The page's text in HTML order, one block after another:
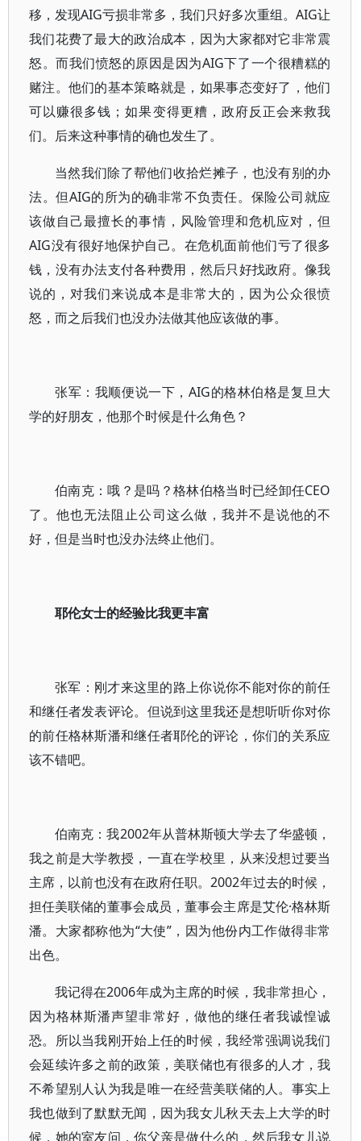
移，发现AIG亏损非常多，我们只好多次重组。AIG让
我们花费了最大的政治成本，因为大家都对它非常震
怒。而我们愤怒的原因是因为AIG下了一个很糟糕的
赌注。他们的基本策略就是，如果事态变好了，他们
可以赚很多钱；如果变得更糟，政府反正会来救我
们。后来这种事情的确也发生了。
当然我们除了帮他们收拾烂摊子，也没有别的办
法。但AIG的所为的确非常不负责任。保险公司就应
该做自己最擅长的事情，风险管理和危机应对，但
AIG没有很好地保护自己。在危机面前他们亏了很多
钱，没有办法支付各种费用，然后只好找政府。像我
说的，对我们来说成本是非常大的，因为公众很愤
怒，而之后我们也没办法做其他应该做的事。
张军：我顺便说一下，AIG的格林伯格是复旦大
学的好朋友，他那个时候是什么角色？
伯南克：哦？是吗？格林伯格当时已经卸任CEO
了。他也无法阻止公司这么做，我并不是说他的不
好，但是当时也没办法终止他们。
耶伦女士的经验比我更丰富
张军：刚才来这里的路上你说你不能对你的前任
和继任者发表评论。但说到这里我还是想听听你对你
的前任格林斯潘和继任者耶伦的评论，你们的关系应
该不错吧。
伯南克：我2002年从普林斯顿大学去了华盛顿，
我之前是大学教授，一直在学校里，从来没想过要当
主席，以前也没有在政府任职。2002年过去的时候，
担任美联储的董事会成员，董事会主席是艾伦·格林斯
潘。大家都称他为“大使”，因为他份内工作做得非常
出色。
我记得在2006年成为主席的时候，我非常担心，
因为格林斯潘声望非常好，做他的继任者我诚惶诚
恐。所以当我刚开始上任的时候，我经常强调说我们
会延续许多之前的政策，美联储也有很多的人才，我
不希望别人认为我是唯一在经营美联储的人。事实上
我也做到了默默无闻，因为我女儿秋天去上大学的时
候，她的室友问，你父亲是做什么的，然后我女儿说